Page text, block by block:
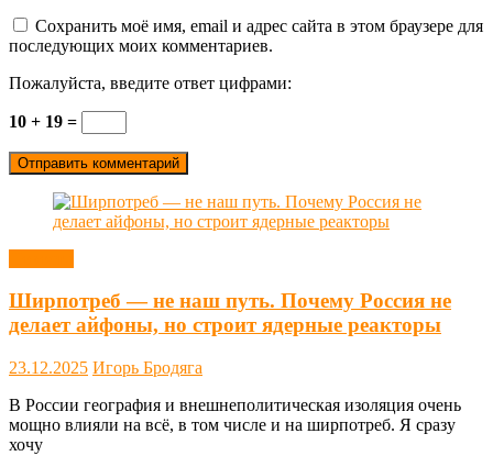
Сохранить моё имя, email и адрес сайта в этом браузере для
последующих моих комментариев.
Пожалуйста, введите ответ цифрами:
10 + 19 =
Ширпотреб — не наш путь. Почему Россия не
делает айфоны, но строит ядерные реакторы
23.12.2025 Игорь Бродяга
В России география и внешнеполитическая изоляция очень
мощно влияли на всё, в том числе и на ширпотреб. Я сразу
хочу